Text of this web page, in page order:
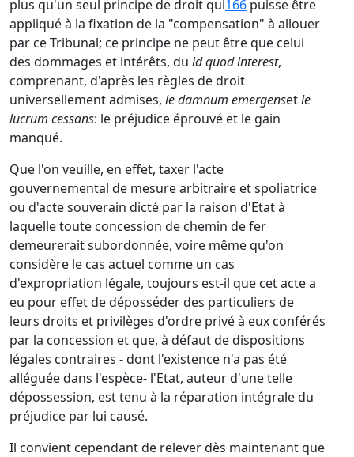
plus qu'un seul principe de droit qui166 puisse être
appliqué à la fixation de la "compensation" à allouer
par ce Tribunal; ce principe ne peut être que celui
des dommages et intérêts, du id quod interest,
comprenant, d'après les règles de droit
universellement admises, le damnum emergensetle
lucrum cessans: le préjudice éprouvé et le gain
manqué.
Que l'on veuille, en effet, taxer l'acte
gouvernemental de mesure arbitraire et spoliatrice
ou d'acte souverain dicté par la raison d'Etat à
laquelle toute concession de chemin de fer
demeurerait subordonnée, voire même qu'on
considère le cas actuel comme un cas
d'expropriation légale, toujours est-il que cet acte a
eu pour effet de déposséder des particuliers de
leurs droits et privilèges d'ordre privé à eux conférés
par la concession et que, à défaut de dispositions
légales contraires - dont l'existence n'a pas été
alléguée dans l'espèce- l'Etat, auteur d'une telle
dépossession, est tenu à la réparation intégrale du
préjudice par lui causé.
Il convient cependant de relever dès maintenant que